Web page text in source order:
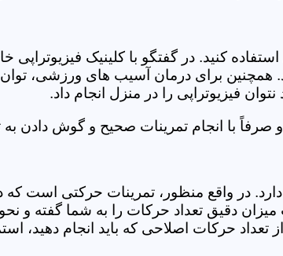
کنید. در گفتگو با کلینیک
برای درمان آسیب های ورزشی، توان
فیزیوتراپی را در منزل انجام داد.
با انجام تمرینات صحیح و گوش دادن به
در واقع منظور، تمرینات حرکتی است
دقیق تعداد حرکات را به شما گفته و
حرکات اصلاحی که باید انجام دهید،